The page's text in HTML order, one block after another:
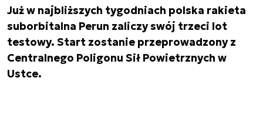
Już w najbliższych tygodniach polska rakieta
suborbitalna Perun zaliczy swój trzeci lot
testowy. Start zostanie przeprowadzony z
Centralnego Poligonu Sił Powietrznych w
Ustce.